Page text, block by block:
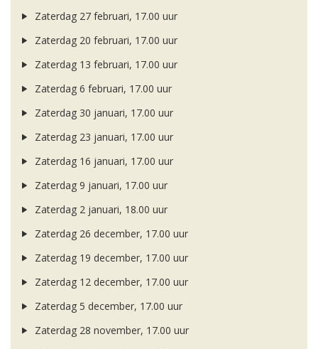
Zaterdag 27 februari, 17.00 uur
Zaterdag 20 februari, 17.00 uur
Zaterdag 13 februari, 17.00 uur
Zaterdag 6 februari, 17.00 uur
Zaterdag 30 januari, 17.00 uur
Zaterdag 23 januari, 17.00 uur
Zaterdag 16 januari, 17.00 uur
Zaterdag 9 januari, 17.00 uur
Zaterdag 2 januari, 18.00 uur
Zaterdag 26 december, 17.00 uur
Zaterdag 19 december, 17.00 uur
Zaterdag 12 december, 17.00 uur
Zaterdag 5 december, 17.00 uur
Zaterdag 28 november, 17.00 uur